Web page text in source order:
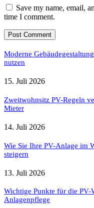
Save my name, email,
time I comment.
Moderne
nutzen
15. Juli 2026
Zweitwohnsitz PV-Regeln
Mieter
14. Juli 2026
Wie Sie Ihre PV-Anlage im
steigern
13. Juli 2026
Wichtige Punkte für die PV-
Anlagenpflege